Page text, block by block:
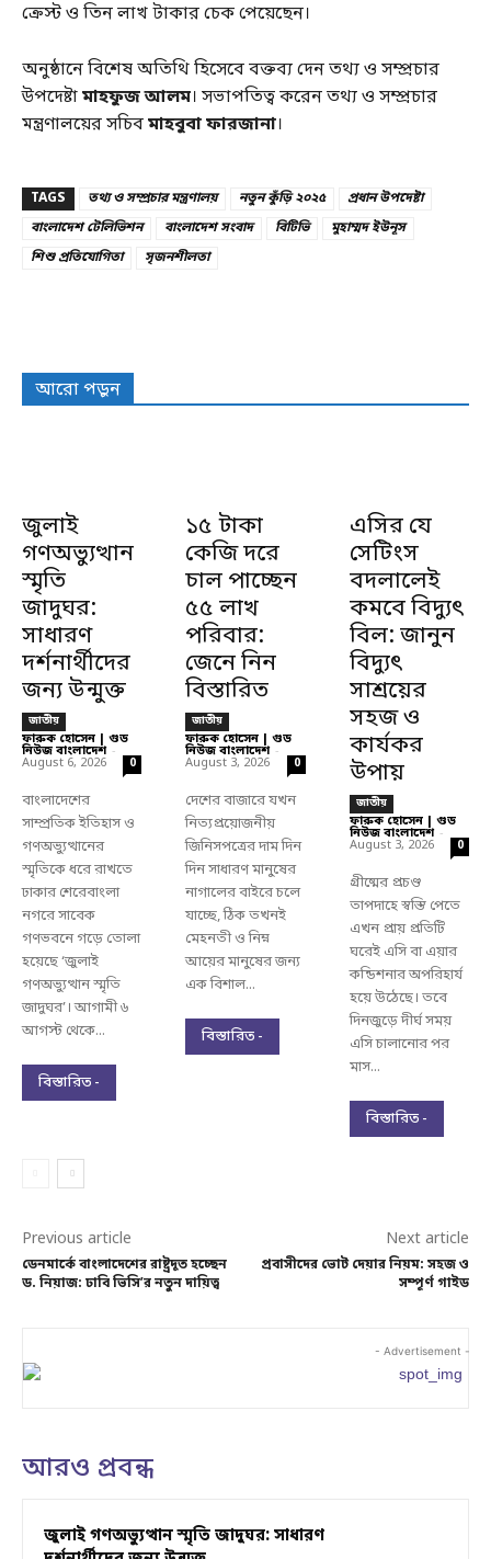
ক্রেস্ট ও তিন লাখ টাকার চেক পেয়েছেন।
অনুষ্ঠানে বিশেষ অতিথি হিসেবে বক্তব্য দেন তথ্য ও সম্প্রচার
উপদেষ্টামাহফুজ আলম। সভাপতিত্ব করেন তথ্য ও সম্প্রচার
মন্ত্রণালয়ের সচিবমাহবুবা ফারজানা।
TAGS তথ্য ও সম্প্রচার মন্ত্রণালয় নতুন কুঁড়ি ২০২৫
প্রধান উপদেষ্টা
বাংলাদেশ টেলিভিশন
বাংলাদেশ সংবাদ বিটিভি
মুহাম্মদ ইউনূস
শিশু প্রতিযোগিতা
সৃজনশীলতা
আরো পড়ুন
জুলাই
গণঅভ্যুত্থান
স্মৃতি
জাদুঘর:
সাধারণ
দর্শনার্থীদের
জন্য উন্মুক্ত
জাতীয়
ফারুক হোসেন | গুড
নিউজ বাংলাদেশ -
August 6, 2026 0
বাংলাদেশের
সাম্প্রতিক ইতিহাস ও
গণঅভ্যুত্থানের
স্মৃতিকে ধরে রাখতে
ঢাকার শেরেবাংলা
নগরে সাবেক
গণভবনে গড়ে তোলা
হয়েছে ‘জুলাই
গণঅভ্যুত্থান স্মৃতি
জাদুঘর’। আগামী ৬
আগস্ট থেকে...
বিস্তারিত -
১৫ টাকা
কেজি দরে
চাল পাচ্ছেন
৫৫ লাখ
পরিবার:
জেনে নিন
বিস্তারিত
জাতীয়
ফারুক হোসেন | গুড
নিউজ বাংলাদেশ -
August 3, 2026 0
দেশের বাজারে যখন
নিত্যপ্রয়োজনীয়
জিনিসপত্রের দাম দিন
দিন সাধারণ মানুষের
নাগালের বাইরে চলে
যাচ্ছে, ঠিক তখনই
মেহনতী ও নিম্ন
আয়ের মানুষের জন্য
এক বিশাল...
বিস্তারিত -
এসির যে
সেটিংস
বদলালেই
কমবে বিদ্যুৎ
বিল: জানুন
বিদ্যুৎ
সাশ্রয়ের
সহজ ও
কার্যকর
উপায়
জাতীয়
ফারুক হোসেন | গুড
নিউজ বাংলাদেশ -
August 3, 2026 0
গ্রীষ্মের প্রচণ্ড
তাপদাহে স্বস্তি পেতে
এখন প্রায় প্রতিটি
ঘরেই এসি বা এয়ার
কন্ডিশনার অপরিহার্য
হয়ে উঠেছে। তবে
দিনজুড়ে দীর্ঘ সময়
এসি চালানোর পর
মাস...
বিস্তারিত -
Previous article
ডেনমার্কে বাংলাদেশের রাষ্ট্রদূত হচ্ছেন
ড. নিয়াজ: ঢাবি ভিসি’র নতুন দায়িত্ব
Next article
প্রবাসীদের ভোট দেয়ার নিয়ম: সহজ ও
সম্পূর্ণ গাইড
- Advertisement -
আরও প্রবন্ধ
জুলাই গণঅভ্যুত্থান স্মৃতি জাদুঘর: সাধারণ